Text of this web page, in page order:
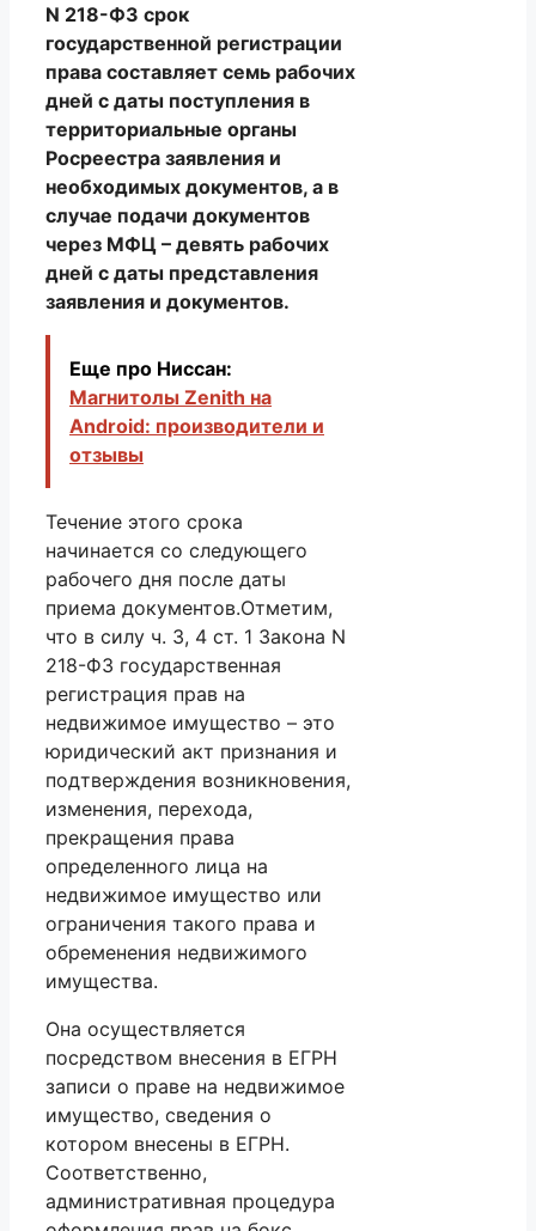
N 218-ФЗ срок
государственной регистрации
права составляет семь рабочих
дней с даты поступления в
территориальные органы
Росреестра заявления и
необходимых документов, а в
случае подачи документов
через МФЦ – девять рабочих
дней с даты представления
заявления и документов.
Еще про Ниссан:
Магнитолы Zenith на
Аndroid: производители и
отзывы
Течение этого срока
начинается со следующего
рабочего дня после даты
приема документов.Отметим,
что в силу ч. 3, 4 ст. 1 Закона N
218-ФЗ государственная
регистрация прав на
недвижимое имущество – это
юридический акт признания и
подтверждения возникновения,
изменения, перехода,
прекращения права
определенного лица на
недвижимое имущество или
ограничения такого права и
обременения недвижимого
имущества.
Она осуществляется
посредством внесения в ЕГРН
записи о праве на недвижимое
имущество, сведения о
котором внесены в ЕГРН.
Соответственно,
административная процедура